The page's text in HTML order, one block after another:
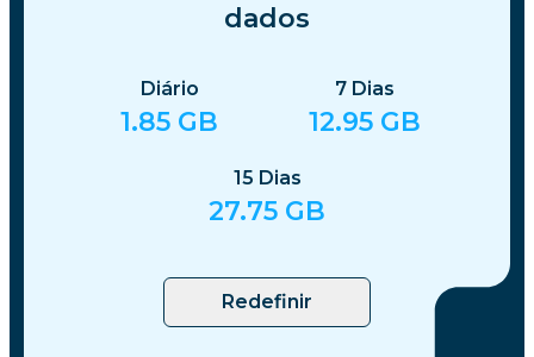
dados
Diário
1.85 GB
7 Dias
12.95 GB
15 Dias
27.75 GB
Redefinir